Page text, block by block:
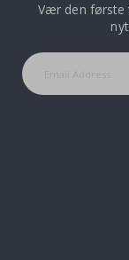
Vær den første